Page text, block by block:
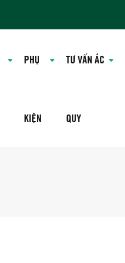
PHỤ
KIỆN
TƯ VẤN ẮC
QUY